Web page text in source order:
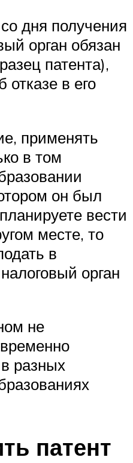
со дня получения
орган обязан
патента),
в его
применять
в том
он был
вести
месте, то
в
орган
не
разных
патент